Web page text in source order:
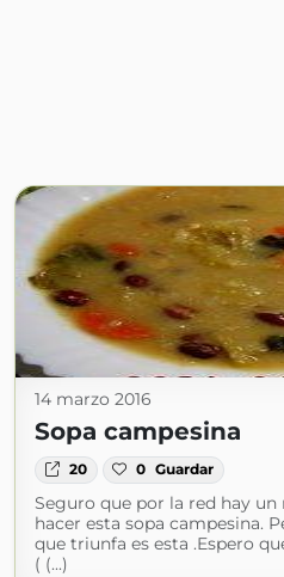
14 marzo 2016
Sopa campesina
20 0 Guardar
Seguro que por la red hay
hacer esta sopa campesina.
que triunfa es esta .Espero
( (...)